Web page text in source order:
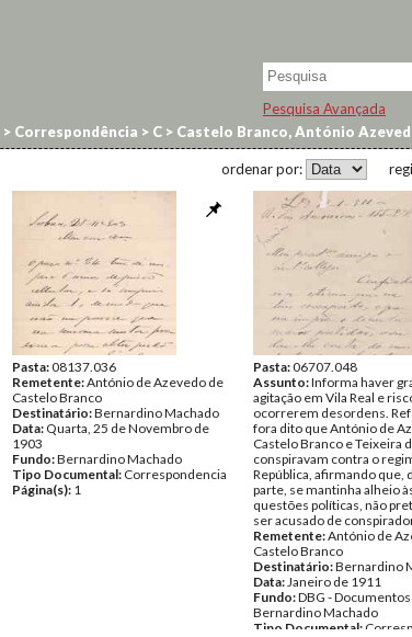
Pesquisa Avançada
> Correspondência > C > Castelo Branco, António
ordenar por:
Pasta:08137.036
Remetente:António de Azevedo de
Castelo Branco
Destinatário:Bernardino Machado
Data: Quarta, 25 de Novembro de
1903
Fundo:Bernardino Machado
Tipo Documental: Correspondencia
Página(s): 1
Pasta:06707.048
Assunto:Informa haver
agitação em Vila Real e
ocorrerem desordens.
fora dito que António de
Castelo Branco e Teixeira
conspiravam contra o
República, afirmando que,
parte, se mantinha alheio
questões políticas, não
ser acusado de
Remetente:António de
Castelo Branco
Destinatário:Bernardino
Data:Janeiro de 1911
Fundo:DBG - Documentos
Bernardino Machado
Tipo Documental: